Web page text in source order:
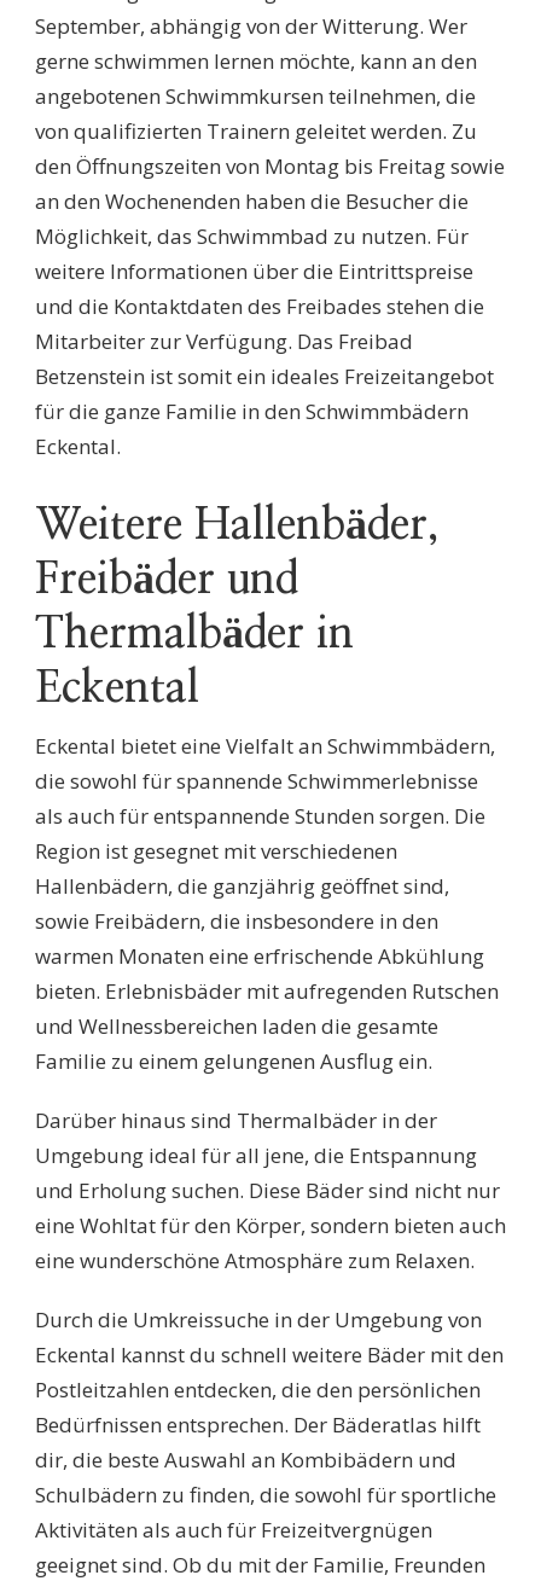
September, abhängig von der Witterung. Wer
gerne schwimmen lernen möchte, kann an den
angebotenen Schwimmkursen teilnehmen, die
von qualifizierten Trainern geleitet werden. Zu
den Öffnungszeiten von Montag bis Freitag sowie
an den Wochenenden haben die Besucher die
Möglichkeit, das Schwimmbad zu nutzen. Für
weitere Informationen über die Eintrittspreise
und die Kontaktdaten des Freibades stehen die
Mitarbeiter zur Verfügung. Das Freibad
Betzenstein ist somit ein ideales Freizeitangebot
für die ganze Familie in den Schwimmbädern
Eckental.
Weitere Hallenbäder,
Freibäder und
Thermalbäder in
Eckental
Eckental bietet eine Vielfalt an Schwimmbädern,
die sowohl für spannende Schwimmerlebnisse
als auch für entspannende Stunden sorgen. Die
Region ist gesegnet mit verschiedenen
Hallenbädern, die ganzjährig geöffnet sind,
sowie Freibädern, die insbesondere in den
warmen Monaten eine erfrischende Abkühlung
bieten. Erlebnisbäder mit aufregenden Rutschen
und Wellnessbereichen laden die gesamte
Familie zu einem gelungenen Ausflug ein.
Darüber hinaus sind Thermalbäder in der
Umgebung ideal für all jene, die Entspannung
und Erholung suchen. Diese Bäder sind nicht nur
eine Wohltat für den Körper, sondern bieten auch
eine wunderschöne Atmosphäre zum Relaxen.
Durch die Umkreissuche in der Umgebung von
Eckental kannst du schnell weitere Bäder mit den
Postleitzahlen entdecken, die den persönlichen
Bedürfnissen entsprechen. Der Bäderatlas hilft
dir, die beste Auswahl an Kombibädern und
Schulbädern zu finden, die sowohl für sportliche
Aktivitäten als auch für Freizeitvergnügen
geeignet sind. Ob du mit der Familie, Freunden